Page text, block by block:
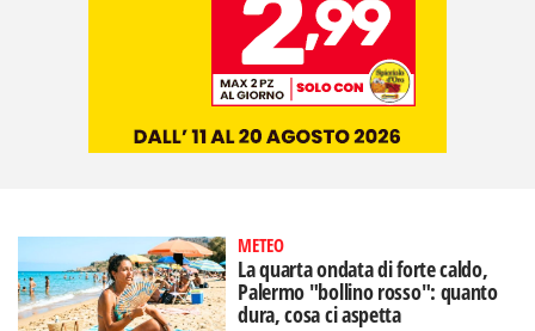
METEO
La quarta ondata di forte caldo,
Palermo "bollino rosso": quanto
dura, cosa ci aspetta